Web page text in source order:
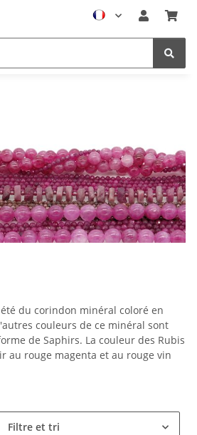
du corindon minéral coloré en
couleurs de ce minéral sont
de Saphirs. La couleur des Rubis
au rouge magenta et au rouge vin
Filtre et tri